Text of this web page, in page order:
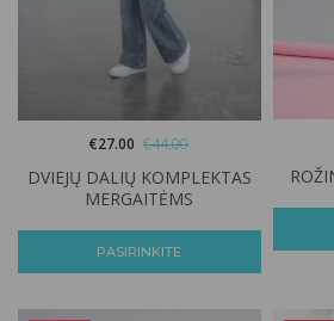
DVIEJŲ DALIŲ KOMPLEKTAS
MERGAITĖMS
€27.00 €44.00
PASIRINKITE